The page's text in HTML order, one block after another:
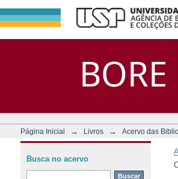
BORE
Página Inicial → Livros → Acervo das
A
Busca no acervo